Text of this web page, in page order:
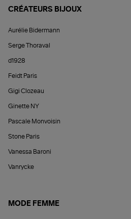
CRÉATEURS BIJOUX
Aurélie Bidermann
Serge Thoraval
d1928
Feidt Paris
Gigi Clozeau
Ginette NY
Pascale Monvoisin
Stone Paris
Vanessa Baroni
Vanrycke
MODE FEMME